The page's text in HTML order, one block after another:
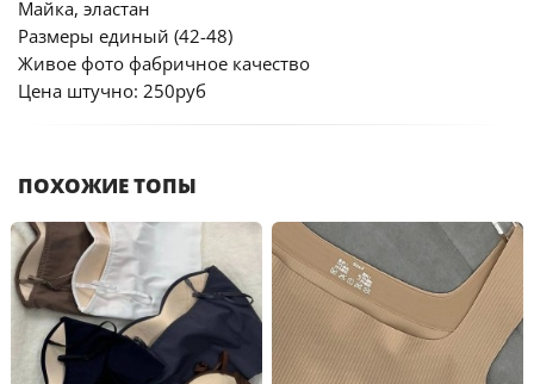
Майка, эластан
Размеры единый (42-48)
Живое фото фабричное качество
Цена штучно: 250руб
ПОХОЖИЕ ТОПЫ